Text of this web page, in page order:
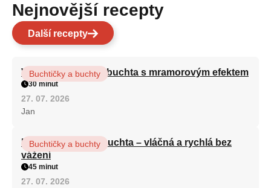
Nejnovější recepty
Další recepty
Vláčná olejová litá buchta s mramorovým efektem
Buchtičky a buchty
30 minut
27. 07. 2026
Jan
Hrnková maková buchta – vláčná a rychlá bez
vážení
Buchtičky a buchty
45 minut
27. 07. 2026